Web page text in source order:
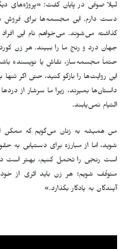
لیلا صوفی در پایان گفت: «پروژه‌های
دست دارم. این مجسمه‌ها برای فروش
گذاشته می‌شوند. می‌خواهم نام این
جهان درد و رنج ما را ببیند. هر زن
حتماً مجسمه‌ساز، نقاش یا نویسنده
این روایت‌ها را بازگو کنید، حتی اگر
داستان‌ها بمیرند، زیرا ما سرشار از
التیام نمی‌یابند.
من همیشه به زنان می‌گویم که ممکن
شوید، اما از مبارزه برای دستیابی
است رنجی را تحمل کنیم، بهتر است
متوقف شویم؛ هر زن باید اثری از
آیندگان به یادگار بگذارد.
»